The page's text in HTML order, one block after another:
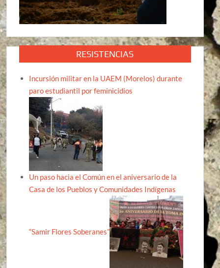
RESISTENCIAS
Incursión militar en la UAEM (Morelos) durante
paro estudiantil por feminicidios
Un paso hacia el Común en el aniversario de la
Casa de los Pueblos y Comunidades Indígenas
“Samir Flores Soberanes”